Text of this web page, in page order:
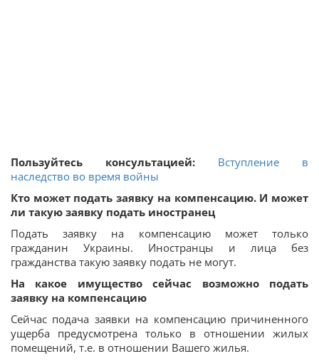
Пользуйтесь консультацией:
Вступление в
наследство во время войны
Кто может подать заявку на компенсацию. И может
ли такую заявку подать иностранец
Подать заявку на компенсацию может только
гражданин Украины. Иностранцы и лица без
гражданства такую заявку подать не могут.
На какое имущество сейчас возможно подать
заявку на компенсацию
Сейчас подача заявки на компенсацию причиненного
ущерба предусмотрена только в отношении жилых
помещений, т.е. в отношении Вашего жилья.